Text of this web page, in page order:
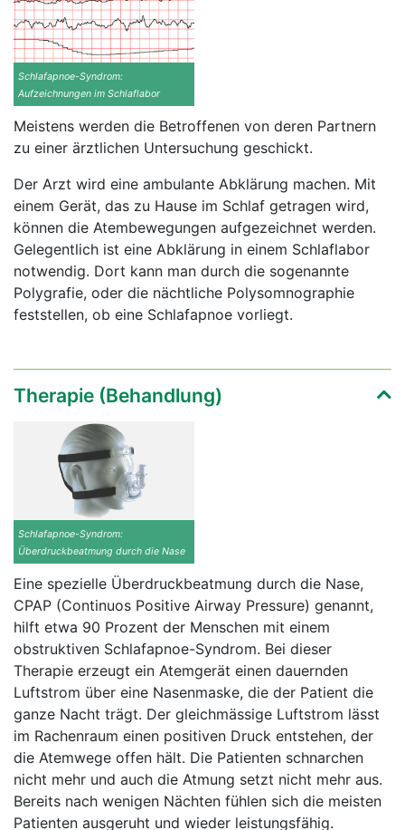
Schlafapnoe-Syndrom:
Aufzeichnungen im Schlaflabor
Meistens werden die Betroffenen von deren Partnern
zu einer ärztlichen Untersuchung geschickt.
Der Arzt wird eine ambulante Abklärung machen. Mit
einem Gerät, das zu Hause im Schlaf getragen wird,
können die Atembewegungen aufgezeichnet werden.
Gelegentlich ist eine Abklärung in einem Schlaflabor
notwendig. Dort kann man durch die sogenannte
Polygrafie, oder die nächtliche Polysomnographie
feststellen, ob eine Schlafapnoe vorliegt.
Therapie (Behandlung)
Schlafapnoe-Syndrom:
Überdruckbeatmung durch die Nase
Eine spezielle Überdruckbeatmung durch die Nase,
CPAP (Continuos Positive Airway Pressure) genannt,
hilft etwa 90 Prozent der Menschen mit einem
obstruktiven Schlafapnoe-Syndrom. Bei dieser
Therapie erzeugt ein Atemgerät einen dauernden
Luftstrom über eine Nasenmaske, die der Patient die
ganze Nacht trägt. Der gleichmässige Luftstrom lässt
im Rachenraum einen positiven Druck entstehen, der
die Atemwege offen hält. Die Patienten schnarchen
nicht mehr und auch die Atmung setzt nicht mehr aus.
Bereits nach wenigen Nächten fühlen sich die meisten
Patienten ausgeruht und wieder leistungsfähig.